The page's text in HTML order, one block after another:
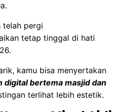
telah pergi
tetap tinggal di hati
kamu bisa menyertakan
digital bertema masjid dan
terlihat lebih estetik.